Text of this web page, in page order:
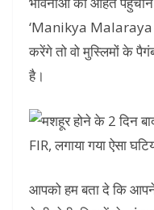
‘Manikya Malaraya
करेंगे तो वो मुस्लिमों के
है।
आपको हम बता दे कि आपने